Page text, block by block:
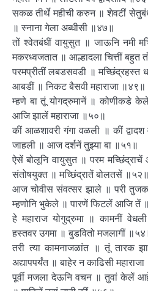
सकळ तीर्थे महीची करुन ॥ शेवटीं
॥ स्नाना गेला अब्धीसी ॥४७॥
तों श्वेतबंधीं वायुसुत ॥ जाऊनि नमी
मकरध्वजतात ॥ आल्हादला चित्तीं बहुत
परमप्रीतीं लबडसवडी ॥
आबडीं ॥ निकट बैसवी महाराजा ॥४९॥
म्हणे बा तूं योगद्रुमानें ॥ कोणीकडे
आजि झालें महाराजा ॥५०॥
कीं आळशावरी गंगा वळली ॥ कीं द्वादश
जाहली ॥ आज दर्शनें तुझ्या बा ॥५१॥
ऐसें बोलूनि वायुसुत ॥ परम
संतोषयुक्त ॥ मच्छिंद्रातें बोलतसें ॥५२॥
आज चोवीस संवत्सर झाले ॥ परी
म्हणोनि भुकेले ॥ पारणें फिटलें आजि तें
हे महाराज योगुद्रुमा ॥ कामनीं
हस्तवर उगमा ॥ बुडवितो मजलागीं
तरी त्या कामनाजळांत ॥ तूं तारक
अद्यापपर्यंत ॥ बाहेर न काढिसी
पूर्वी मजला देऊनि वचन ॥ तुवां केलें